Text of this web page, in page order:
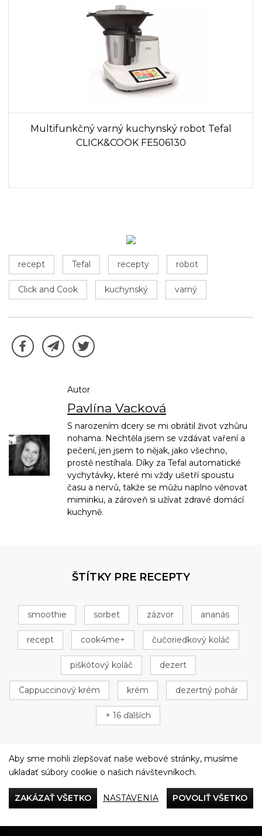
Multifunkčný varný kuchynský robot Tefal
CLICK&COOK FE506130
recept Tefal recepty robot
Click and Cook kuchynský varný
Autor
Pavlína Vacková
S narozením dcery se mi obrátil život vzhůru
nohama. Nechtěla jsem se vzdávat vaření a
pečení, jen jsem to nějak, jako všechno,
prostě nestíhala. Díky za Tefal automatické
vychytávky, které mi vždy ušetří spoustu
času a nervů, takže se můžu naplno věnovat
miminku, a zároveň si užívat zdravé domácí
kuchyně.
ŠTÍTKY PRE RECEPTY
smoothie sorbet zázvor ananás
recept cook4me+ čučoriedkový koláč
piškótový koláč dezert
Cappuccinový krém krém dezertný pohár
+ 16 ďalších
Večeriame společne
Aby sme mohli zlepšovať naše webové stránky, musíme
ukladať súbory cookie o našich návštevníkoch.
ZAKÁZAŤ VŠETKO NASTAVENIA POVOLIŤ VŠETKO